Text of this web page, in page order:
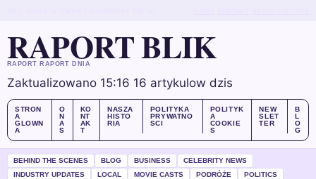
RAPORT BLIK
RAPORT RAPORT DNIA
Zaktualizowano 15:16 16 artykulow dzis
STRON
A
GLOWN
A
O
N
A
S
KO
NT
AK
T
NASZA
HISTO
RIA
POLITYKA
PRYWATNO
SCI
POLITYK
A
COOKIE
S
NEW
SLET
TER
B
L
O
G
BEHIND THE SCENES BLOG BUSINESS
CELEBRITY NEWS
INDUSTRY UPDATES
LOCAL MOVIE CASTS PODRÓŻE
POLITICS